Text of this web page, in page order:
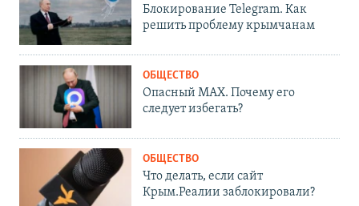
Блокирование Telegram. Как
решить проблему крымчанам
ОБЩЕСТВО
Опасный MAX. Почему его
следует избегать?
ОБЩЕСТВО
Что делать, если сайт
Крым.Реалии заблокировали?